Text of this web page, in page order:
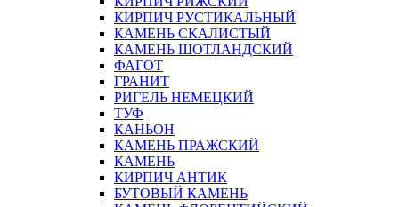
КИРПИЧ РУСТИКАЛЬНЫЙ
КАМЕНЬ СКАЛИСТЫЙ
КАМЕНЬ ШОТЛАНДСКИЙ
ФАГОТ
ГРАНИТ
РИГЕЛЬ НЕМЕЦКИЙ
ТУФ
КАНЬОН
КАМЕНЬ ПРАЖСКИЙ
КАМЕНЬ
КИРПИЧ АНТИК
БУТОВЫЙ КАМЕНЬ